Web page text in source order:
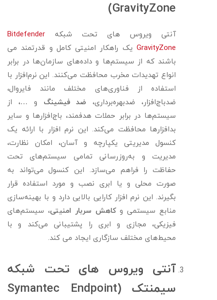
GravityZone)
آنتی ویروس های تحت شبکه Bitdefender
GravityZone یک راهکار امنیتی کامل و قدرتمند می
باشند که از سیستم‌ها و داده‌های سازمان‌ها در برابر
انواع تهدیدات مخرب محافظت می‌کنند. این نرم‌افزار با
استفاده از فناوری‌های مختلف مانند فایروال،
ضدباج‌افزار، ضدبهره‌برداری، ضد فیشینگ و …، از
سیستم‌ها در برابر حملات هدفمند، باج‌افزارها و سایر
بدافزارها محافظت می‌کند. این نرم افزار با ارائه یک
کنسول مدیریتی یکپارچه و آسان، امکان نظارت،
مدیریت و به‌روزرسانی تمامی سیستم‌های تحت
حفاظت را فراهم می‌سازد. این کنسول می‌تواند به
صورت محلی و یا ابری نصب و مورد استفاده قرار
بگیرند. این نرم افزار کارایی بالایی دارد و با بهینه‌سازی
منابع سیستمی وکاهش سربار امنیتی، سیستم‌های
فیزیکی، مجازی و ابری را پشتیبانی می‌کند و با
محیط‌های مختلف سازگاری ایجاد می کند.
آنتی ویروس های تحت شبکه
سیمنتک (Symantec Endpoint